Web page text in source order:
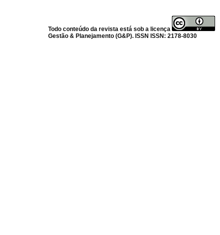
Todo conteúdo da revista está sob a licença
Gestão & Planejamento (G&P). ISSN ISSN: 2178-8030